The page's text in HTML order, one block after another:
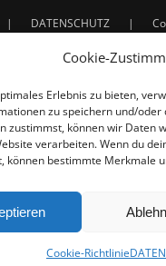
Cookie-
Erlebnis zu bieten,
zu speichern und/
zustimmst, können wir Daten
verarbeiten. Wenn du
können bestimmte Merkmale
Cookie-Richtlinie
DATENSCHUTZ
Shading - Rendering
- Illustrationen